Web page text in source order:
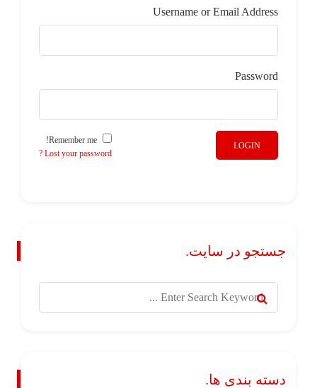
Username or Email Address
Password
LOGIN
Lost your password ?
جستجو در سایت.
دسته بندی ها.